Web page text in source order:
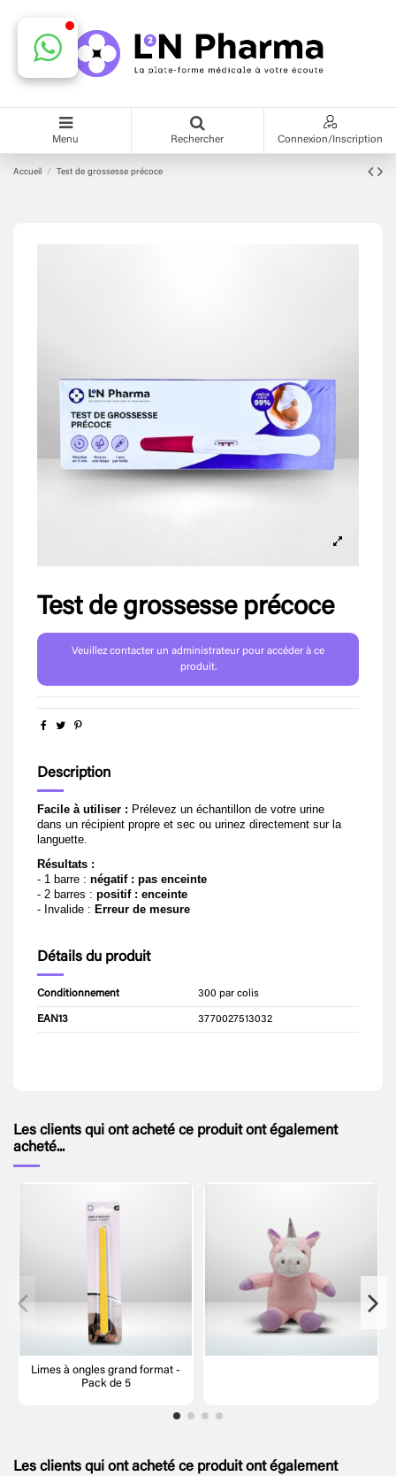
Menu Rechercher Connexion/Inscription
Accueil Test de grossesse précoce
Test de grossesse précoce
Veuillez contacter un administrateur pour accéder à ce
produit.
Description
Facile à utiliser : Prélevez un échantillon de votre urine
dans un récipient propre et sec ou urinez directement sur la
languette.
Résultats :
- 1 barre : négatif: pas enceinte
- 2 barres : positif : enceinte
- Invalide : Erreur de mesure
Détails du produit
Conditionnement 300 par colis
EAN13 3770027513032
Les clients qui ont acheté ce produit ont également
acheté...
Limes à ongles grand format -
Pack de 5
Les clients qui ont acheté ce produit ont également